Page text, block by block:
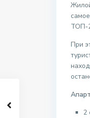
ТОП-
При
2